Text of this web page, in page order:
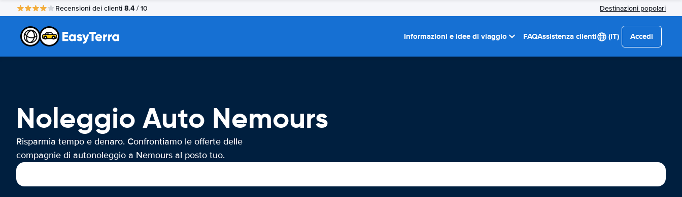
Recensioni dei clienti 8.4 / 10 Destinazioni popolari
Informazioni e idee di viaggio FAQAssistenza clienti (IT) Accedi
Noleggio Auto Nemours
Risparmia tempo e denaro. Confrontiamo le offerte delle
compagnie di autonoleggio a Nemours al posto tuo.